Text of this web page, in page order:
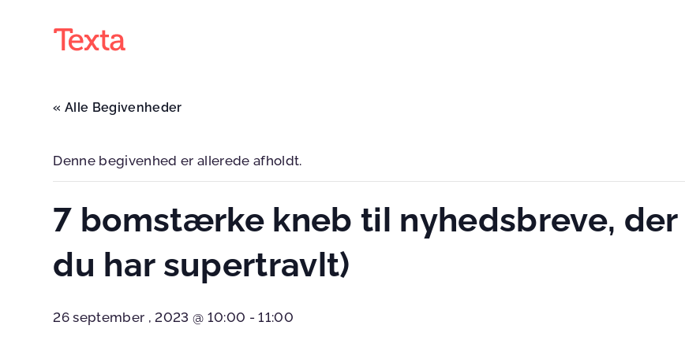
« Alle Begivenheder
Denne begivenhed er allerede afholdt.
7 bomstærke kneb til nyhedsbreve,
du har supertravlt)
26 september , 2023 @ 10:00 -11:00